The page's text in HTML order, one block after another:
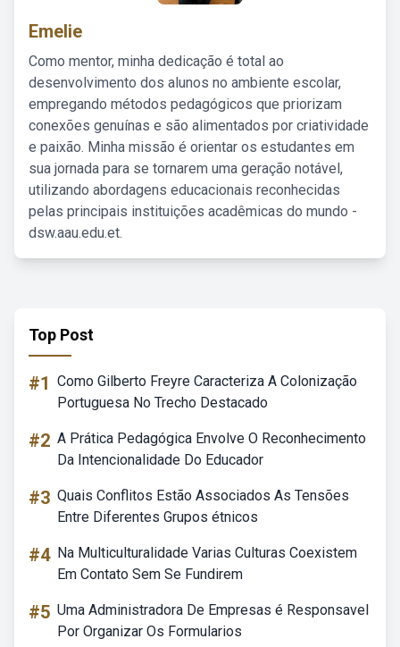
Emelie
Como mentor, minha dedicação é total ao
desenvolvimento dos alunos no ambiente escolar,
empregando métodos pedagógicos que priorizam
conexões genuínas e são alimentados por criatividade
e paixão. Minha missão é orientar os estudantes em
sua jornada para se tornarem uma geração notável,
utilizando abordagens educacionais reconhecidas
pelas principais instituições acadêmicas do mundo -
dsw.aau.edu.et.
Top Post
#1 Como Gilberto Freyre Caracteriza A Colonização
Portuguesa No Trecho Destacado
#2 A Prática Pedagógica Envolve O Reconhecimento
Da Intencionalidade Do Educador
#3 Quais Conflitos Estão Associados As Tensões
Entre Diferentes Grupos étnicos
#4 Na Multiculturalidade Varias Culturas Coexistem
Em Contato Sem Se Fundirem
#5 Uma Administradora De Empresas é Responsavel
Por Organizar Os Formularios